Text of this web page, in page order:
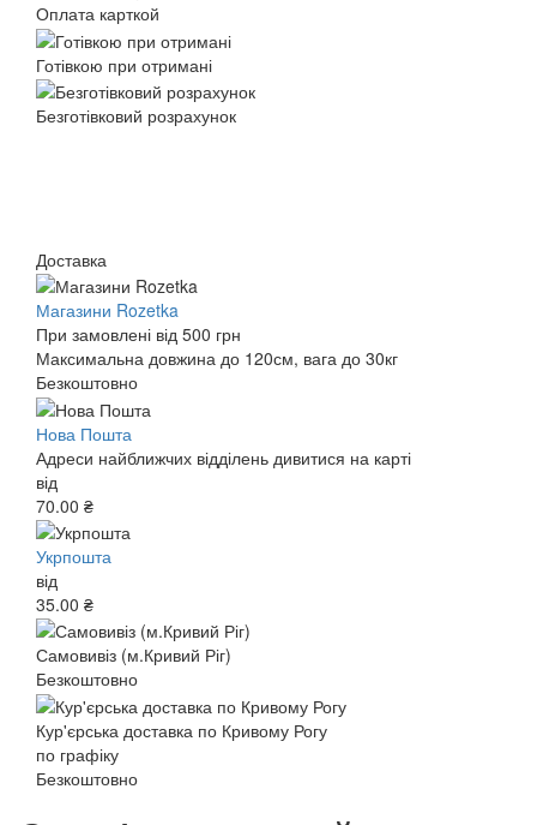
Оплата карткой
Готівкою при отримані
Безготівковий розрахунок
Доставка
Магазини Rozetka
При замовлені від 500 грн
Максимальна довжина до 120см, вага до 30кг
Безкоштовно
Нова Пошта
Адреси найближчих відділень дивитися на карті
від
70.00 ₴
Укрпошта
від
35.00 ₴
Самовивіз (м.Кривий Ріг)
Безкоштовно
Кур'єрська доставка по Кривому Рогу
по графіку
Безкоштовно